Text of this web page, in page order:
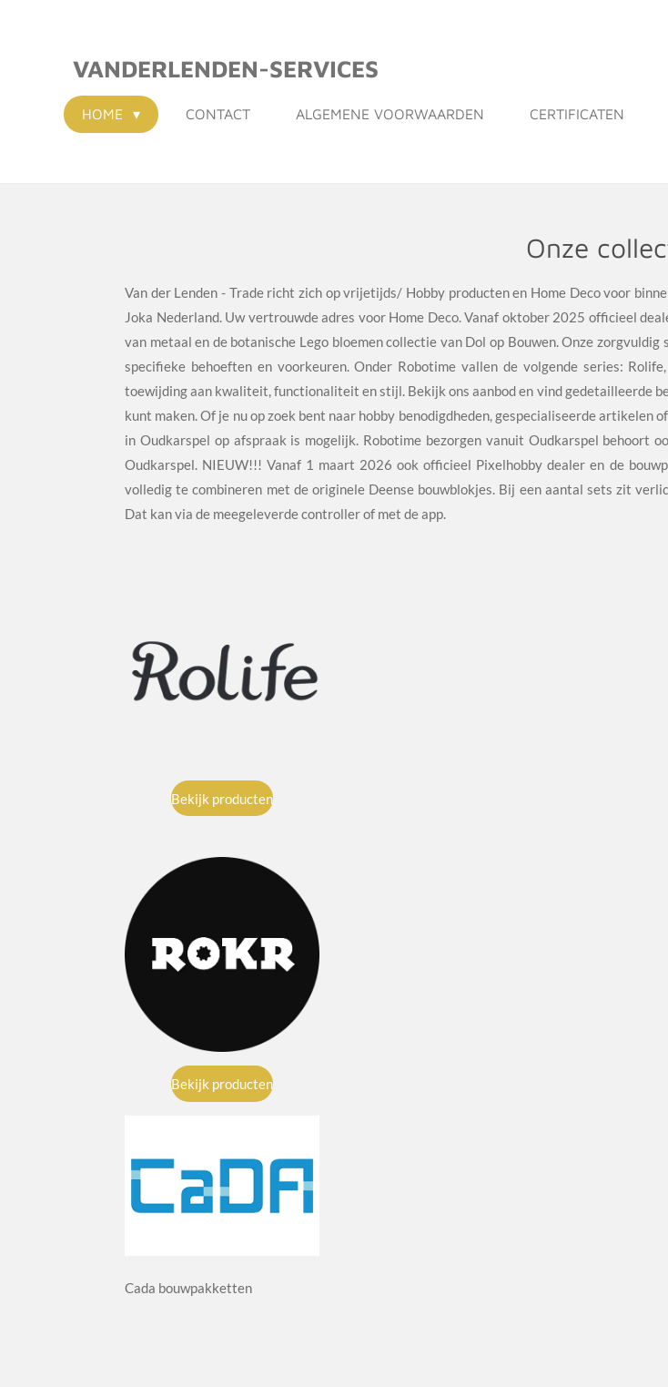
hoofdinhoud
VANDERLENDEN-SERVICES
HOME CONTACT ALGEMENE VOORWAARDEN CERTIFICATEN
Onze
Van der Lenden - Trade richt zich op vrijetijds/ Hobby producten en Home Deco voor
Joka Nederland. Uw vertrouwde adres voor Home Deco. Vanaf oktober 2025 officieel
van metaal en de botanische Lego bloemen collectie van Dol op Bouwen.Onze zorgvuldig
specifieke behoeften en voorkeuren. Onder Robotime vallen de volgende series:
toewijding aan kwaliteit, functionaliteit en stijl. Bekijk ons aanbod en vind gedetailleerde
kunt maken. Of je nu op zoek bent naar hobby benodigdheden, gespecialiseerde artikelen
in Oudkarspel op afspraak is mogelijk. Robotime bezorgen vanuit Oudkarspel behoort
Oudkarspel. NIEUW!!! Vanaf 1 maart 2026 ook officieel Pixelhobby dealer en de
volledig te combineren met de originele Deense bouwblokjes. Bij een aantal sets zit
Dat kan via de meegeleverde controller of met de app.
Bekijk producten
Bekijk producten
Cada bouwpakketten